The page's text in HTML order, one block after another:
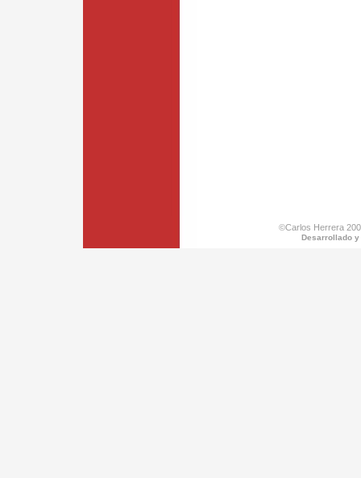
©Carlos Herrera
Desarrollado